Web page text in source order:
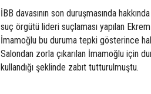
İBB davasının son duruşmasında
suç örgütü lideri suçlaması yapılan
İmamoğlu bu duruma tepki gösterince
Salondan zorla çıkarılan İmamoğlu için
kullandığı şeklinde zabıt tutturulmuştu.